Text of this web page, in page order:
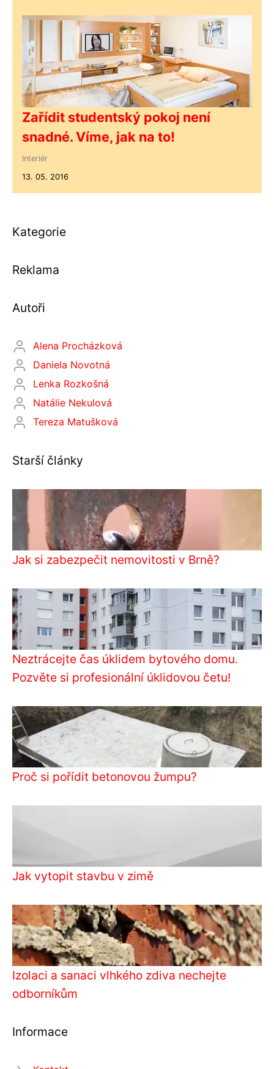
Zařídit studentský pokoj není
snadné. Víme, jak na to!
Interiér
13. 05. 2016
Kategorie
Reklama
Autoři
Alena Procházková
Daniela Novotná
Lenka Rozkošná
Natálie Nekulová
Tereza Matušková
Starší články
Jak si zabezpečit nemovitosti v Brně?
Neztrácejte čas úklidem bytového domu.
Pozvěte si profesionální úklidovou četu!
Proč si pořídit betonovou žumpu?
Jak vytopit stavbu v zimě
Izolaci a sanaci vlhkého zdiva nechejte
odborníkům
Informace